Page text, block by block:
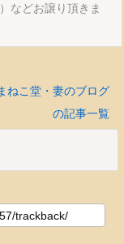
などお譲り頂きま
ねこ堂・妻のブログ
の記事一覧